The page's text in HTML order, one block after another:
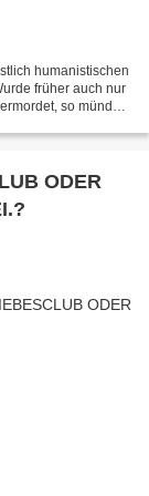
humanistischen
früher auch nur
so mündete
ODER